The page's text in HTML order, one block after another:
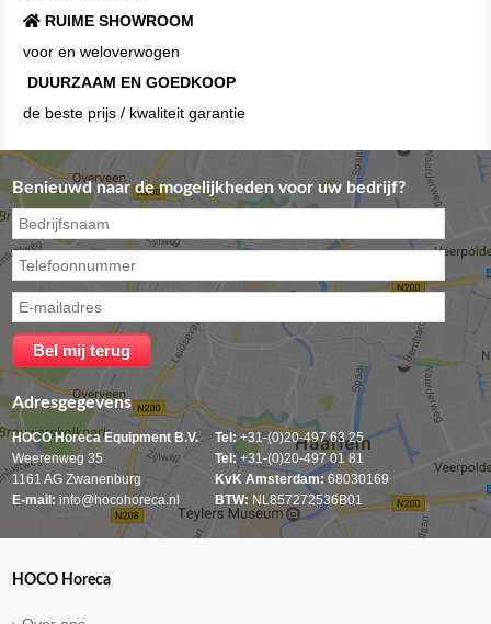
RUIME SHOWROOM
voor en weloverwogen
DUURZAAM EN GOEDKOOP
de beste prijs / kwaliteit garantie
Benieuwd naar de mogelijkheden voor uw bedrijf?
Adresgegevens
HOCO Horeca Equipment B.V.
Weerenweg 35
1161 AG Zwanenburg
E-mail: info@hocohoreca.nl
Tel: +31-(0)20-497 63 25
Tel:+31-(0)20-497 01 81
KvK Amsterdam: 68030169
BTW: NL857272536B01
HOCO Horeca